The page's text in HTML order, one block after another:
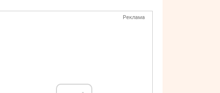
Реклама